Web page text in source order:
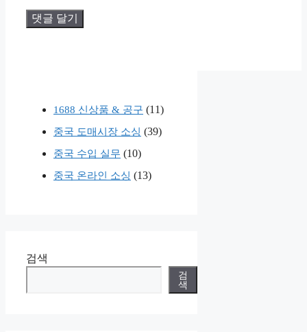
1688 신상품 & 공구 (11)
중국 도매시장 소싱 (39)
중국 수입 실무 (10)
중국 온라인 소싱 (13)
검색
검
색